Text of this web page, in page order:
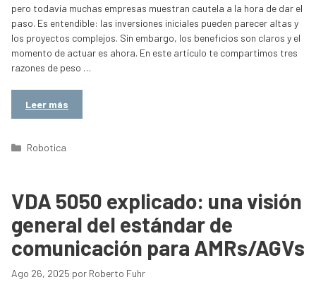
pero todavía muchas empresas muestran cautela a la hora de dar el
paso. Es entendible: las inversiones iniciales pueden parecer altas y
los proyectos complejos. Sin embargo, los beneficios son claros y el
momento de actuar es ahora. En este artículo te compartimos tres
razones de peso …
Leer más
Categorías
Robotica
VDA 5050 explicado: una visión
general del estándar de
comunicación para AMRs/AGVs
Ago 26, 2025 por Roberto Fuhr